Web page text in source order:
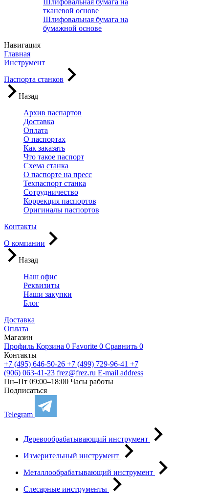
Шлифовальная бумага на
тканевой основе
Шлифовальная бумага на
бумажной основе
Навигация
Главная
Инструмент
Паспорта станков
Назад
Архив паспартов
Доставка
Оплата
О паспортах
Как заказать
Что такое паспорт
Схема станка
О паспорте на пресс
Техпаспорт станка
Сотрудничество
Коррекция паспортов
Оригиналы паспортов
Контакты
О компании
Назад
Наш офис
Реквизиты
Наши закупки
Блог
Доставка
Оплата
Магазин
Профиль Корзина 0 Favorite 0 Сравнить 0
Контакты
+7 (495) 646-50-26 +7 (499) 729-96-41 +7
(906) 063-41-23 frez@frez.ru E-mail address
Пн–Пт 09:00–18:00 Часы работы
Подписаться
Telegram
Деревообрабатывающий инструмент
Измерительный инструмент
Металлообрабатывающий инструмент
Слесарные инструменты